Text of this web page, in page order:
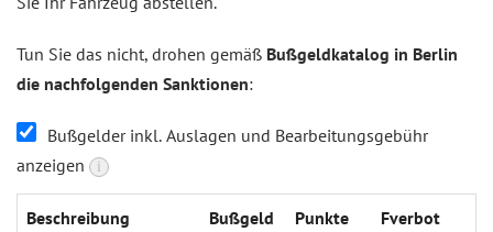
Tun Sie das nicht, drohen gemäß Bußgeldkatalog in Berlin
die nachfolgenden Sanktionen:
Bußgelder inkl. Auslagen und Bearbeitungsgebühr
anzeigen
i
Beschreibung Buß­geld Punk­te Fverbot